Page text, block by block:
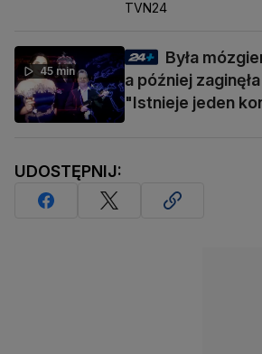
TVN24
45 min
Była
a później
"Istnieje jeden
UDOSTĘPNIJ: